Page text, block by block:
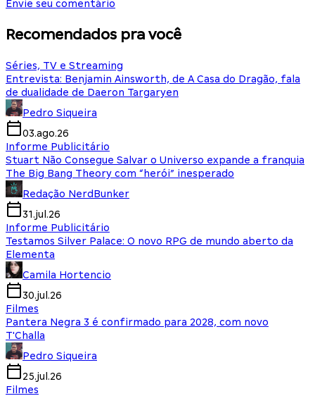
Envie seu comentário
Recomendados pra você
Séries, TV e Streaming
Entrevista: Benjamin Ainsworth, de A Casa do Dragão, fala
de dualidade de Daeron Targaryen
Pedro Siqueira
03.ago.26
Informe Publicitário
Stuart Não Consegue Salvar o Universo expande a franquia
The Big Bang Theory com “herói” inesperado
Redação NerdBunker
31.jul.26
Informe Publicitário
Testamos Silver Palace: O novo RPG de mundo aberto da
Elementa
Camila Hortencio
30.jul.26
Filmes
Pantera Negra 3 é confirmado para 2028, com novo
T'Challa
Pedro Siqueira
25.jul.26
Filmes